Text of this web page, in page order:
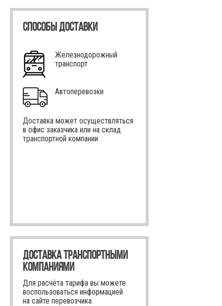
СПОСОБЫ ДОСТАВКИ
Железнодорожный
транспорт
Автоперевозки
Доставка может осуществляться
в офис заказчика или на склад
транспортной компании
ДОСТАВКА ТРАНСПОРТНЫМИ
КОМПАНИЯМИ
Для расчёта тарифа вы можете
воспользоваться информацией
на сайте перевозчика.